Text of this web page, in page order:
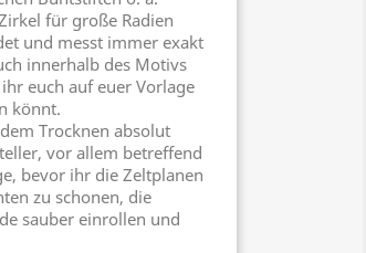
für große Radien
und messt immer exakt
innerhalb des Motivs
euch auf euer Vorlage
könnt.
Trocknen absolut
vor allem betreffend
bevor ihr die Zeltplanen
zu schonen, die
sauber einrollen und